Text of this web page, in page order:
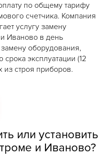
по общему тарифу
счетчика. Компания
услугу замену
Иваново в день
оборудования,
эксплуатации (12
строя приборов.
или установить
и Иваново?